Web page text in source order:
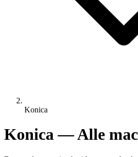
Konica
Konica — Alle